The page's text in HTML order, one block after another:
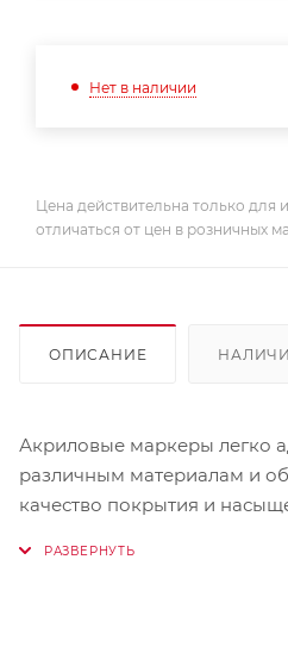
Нет в наличии
Цена действительна только для
отличаться от цен в розничных
ОПИСАНИЕ
Акриловые маркеры легко
различным материалам и
качество покрытия и